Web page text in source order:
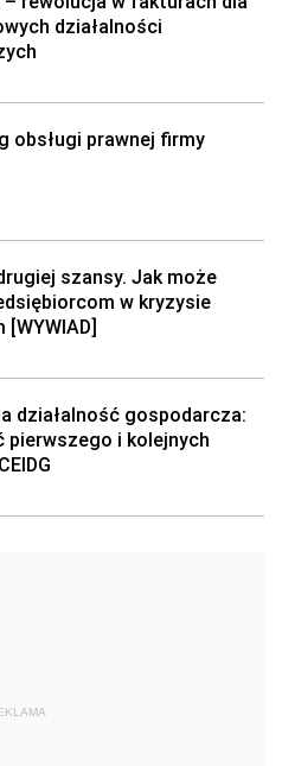
działalności
obsługi prawnej firmy
szansy. Jak może
w kryzysie
działalność gospodarcza:
pierwszego i kolejnych